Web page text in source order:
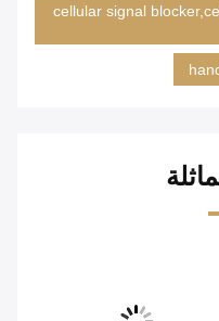
cellular signal